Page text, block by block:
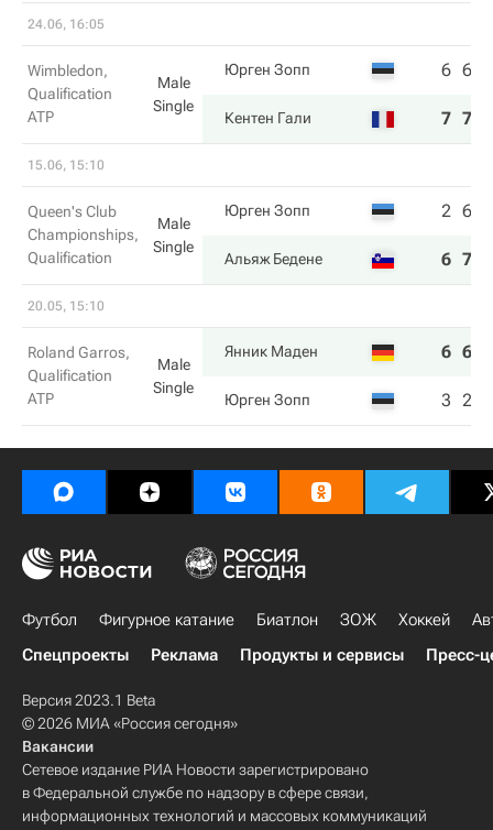
24.06, 16:05
Wimbledon,
Qualification
ATP
Male
Single
Юрген Зопп 6 6
Кентен Гали 7 7
15.06, 15:10
Queen's Club
Championships,
Qualification
Male
Single
Юрген Зопп 2 6
Альяж Бедене 6 7
20.05, 15:10
Roland Garros,
Qualification
ATP
Male
Single
Янник Маден 6 6
Юрген Зопп 3 2
Футбол Фигурное катание Биатлон ЗОЖ Хоккей
Спецпроекты
Реклама Продукты и сервисы Пресс-
Версия 2023.1 Beta
© 2026 МИА «Россия сегодня»
Вакансии
Сетевое издание РИА Новости зарегистрировано
в Федеральной службе по надзору в сфере связи,
информационных технологий и массовых коммуникаций